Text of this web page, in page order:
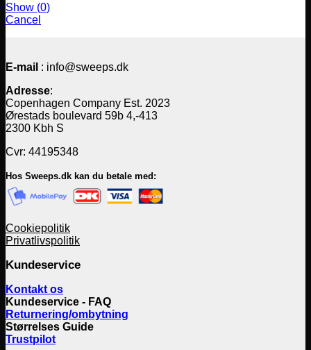
Show (0)
Cancel
E-mail : info@sweeps.dk
Adresse:
Copenhagen Company Est. 2023
Ørestads boulevard 59b 4,-413
2300 Kbh S
Cvr: 44195348
Hos Sweeps.dk kan du betale med:
Cookiepolitik
Privatlivspolitik
Kundeservice
Kontakt os
Kundeservice - FAQ
Returnering/ombytning
Størrelses Guide
Trustpilot